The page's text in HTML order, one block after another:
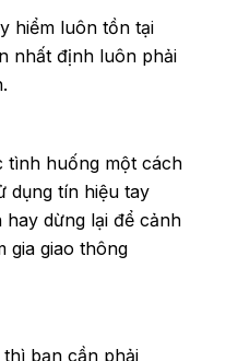
hiểm luôn tồn tại
nhất định luôn phải
tình huống một cách
dụng tín hiệu tay
dừng lại để cảnh
gia giao thông
bạn cần phải